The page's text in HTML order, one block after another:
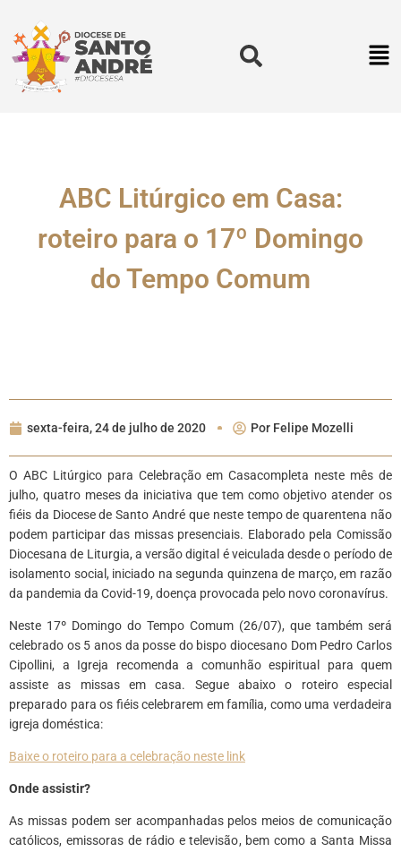
ABC Litúrgico em Casa:
roteiro para o 17º Domingo
do Tempo Comum
sexta-feira, 24 de julho de 2020 Por Felipe Mozelli
O ABC Litúrgico para Celebração em Casacompleta neste mês de
julho, quatro meses da iniciativa que tem como objetivo atender os
fiéis da Diocese de Santo André que neste tempo de quarentena não
podem participar das missas presenciais. Elaborado pela Comissão
Diocesana de Liturgia, a versão digital é veiculada desde o período de
isolamento social, iniciado na segunda quinzena de março, em razão
da pandemia da Covid-19, doença provocada pelo novo coronavírus.
Neste 17º Domingo do Tempo Comum (26/07), que também será
celebrado os 5 anos da posse do bispo diocesano Dom Pedro Carlos
Cipollini, a Igreja recomenda a comunhão espiritual para quem
assiste as missas em casa. Segue abaixo o roteiro especial
preparado para os fiéis celebrarem em família, como uma verdadeira
igreja doméstica:
Baixe o roteiro para a celebração neste link
Onde assistir?
As missas podem ser acompanhadas pelos meios de comunicação
católicos, emissoras de rádio e televisão, bem como a Santa Missa